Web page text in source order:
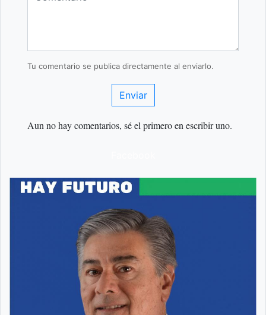
Tu comentario se publica directamente al enviarlo.
Enviar
Aun no hay comentarios, sé el primero en escribir uno.